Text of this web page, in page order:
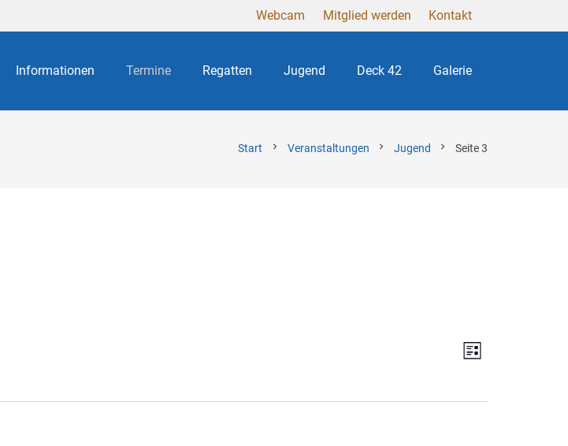
Webcam Mitglied werden Kontakt
Informationen Termine Regatten Jugend Deck 42 Galerie
Start chevron_right Veranstaltungen chevron_right Jugend chevron_right Seite 3
Liste